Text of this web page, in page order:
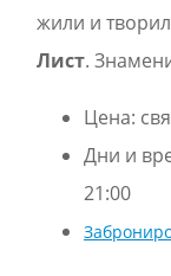
жили и
Лист.
Цена:
Дни и
21:00